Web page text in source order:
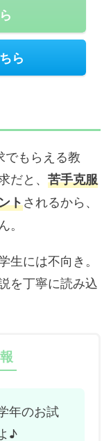
ら
でもらえる教
と、 苦手克服
トされるから、
には不向き。
を丁寧に読み込
年のお試
♪